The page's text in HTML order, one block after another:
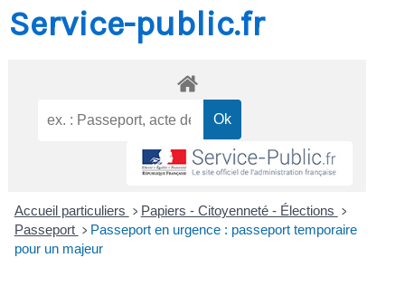
Service-public.fr
Accueil particuliers > Papiers - Citoyenneté - Élections >
Passeport > Passeport en urgence : passeport temporaire
pour un majeur